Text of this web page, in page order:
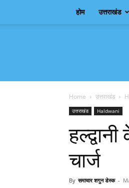
होम उत्तराखंड
Home उत्तराखंड
उत्तराखंड Haldwani
चार्ज
By समाचार शगुन डेस्क -